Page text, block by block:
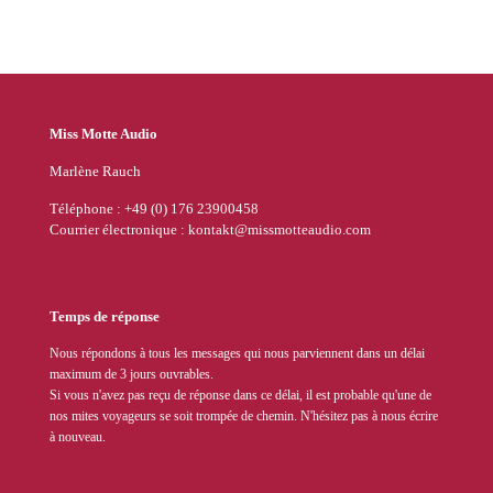
Miss Motte Audio
Marlène Rauch
Téléphone : +49 (0) 176 23900458
Courrier électronique : kontakt@missmotteaudio.com
Temps de réponse
Nous répondons à tous les messages qui nous parviennent dans un délai
maximum de 3 jours ouvrables.
Si vous n'avez pas reçu de réponse dans ce délai, il est probable qu'une de
nos mites voyageurs se soit trompée de chemin. N'hésitez pas à nous écrire
à nouveau.